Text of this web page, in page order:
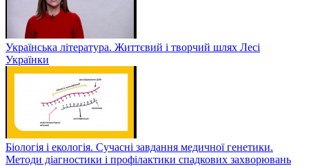
Українська література. Життєвий і творчий шлях Лесі
Українки
Біологія і екологія. Сучасні завдання медичної генетики.
Методи діагностики і профілактики спадкових захворювань